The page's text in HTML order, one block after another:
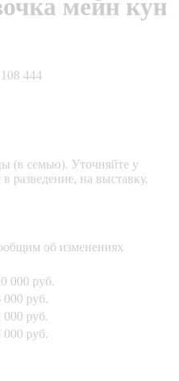
мейн кун
444
(в семью). Уточняйте у
разведение, на выставку.
об изменениях
000 руб.
000 руб.
000 руб.
000 руб.